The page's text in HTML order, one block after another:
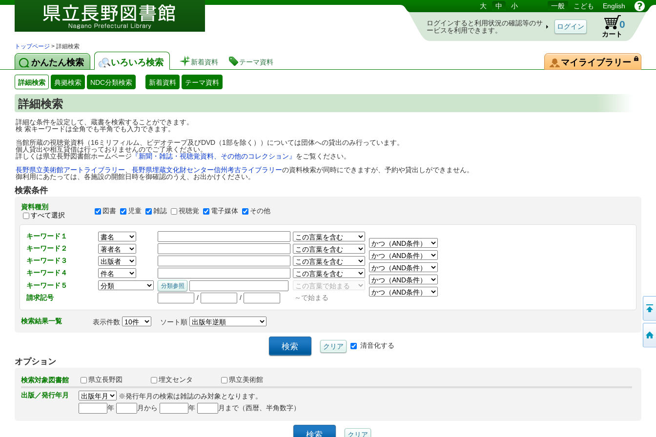
図書館 蔵書検索・予約システム 大 中 小 一般 こども English
ログインすると利用状況の確認等のサ
ービスを利用できます。
カート
0
トップページ > 詳細検索
かんたん検索 いろいろ検索 新着資料 テーマ資料 マイライブラリー
詳細検索 典拠検索 NDC分類検索 新着資料 テーマ資料
詳細検索
詳細な条件を設定して、蔵書を検索することができます。
検 索キーワードは全角でも半角でも入力できます。
当館所蔵の視聴覚資料（16ミリフィルム、ビデオテープ及びDVD（1部を除く））については団体への貸出のみ行っています。
個人貸出や相互貸借は行っておりませんのでご了承ください。
詳しくは県立長野図書館ホームページ 『新聞・雑誌・視聴覚資料、その他のコレクション』 をご覧ください。
長野県立美術館アートライブラリー
長野県埋蔵文化財センター信州考古ライブラリーの資料検索が同時にできますが、予約や貸出しができません。
御利用にあたっては、各施設の開館日時を御確認のうえ、お出かけください。
検索条件
資料種別
すべて選択
図書 児童 雑誌 視聴覚 電子媒体 その他
キーワード１
キーワード２
キーワード３
キーワード４
キーワード５
請求記号
/ / ～で始まる
検索結果一覧 表示件数 ソート順
清音化する
オプション
検索対象図書館 県立長野図 埋文センタ
県立美術館
出版／発行年月
※発行年月の検索は雑誌のみ対象となります。
年
月から 年 月まで（西暦、半角数字）